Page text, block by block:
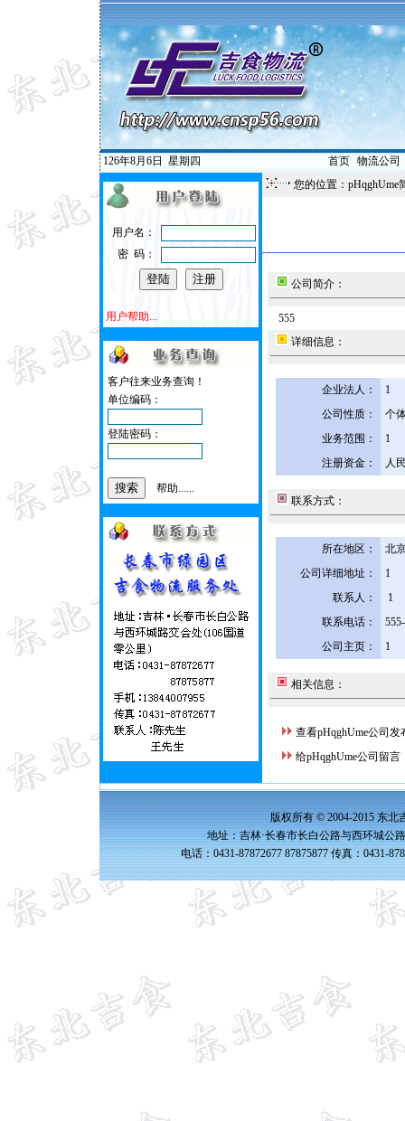
126年8月6日 星期四 首页| 物流公司
用户名：
密 码：
用户帮助...
客户往来业务查询！
单位编码：
登陆密码：
帮助......
您的位置：pHqghUme
公司简介：
555
详细信息：
企业法人：
1
公司性质：
个
业务范围：
1
注册资金：
人
联系方式：
所在地区：
北
公司详细地址：
1
联系人：
1
联系电话：
公司主页：
1
相关信息：
查看pHqghUme公司发
给pHqghUme公司留言
版权所有 © 2004-2015 东北
地址：吉林·长春市长白公路与西环城公
电话：0431-87872677 87875877 传真：0431-